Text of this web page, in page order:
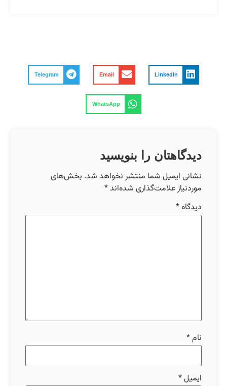
LinkedIn
Email
Telegram
WhatsApp
دیدگاهتان را بنویسید
نشانی ایمیل شما منتشر نخواهد شد. بخش‌های
موردنیاز علامت‌گذاری شده‌اند*
دیدگاه*
نام*
ایمیل*